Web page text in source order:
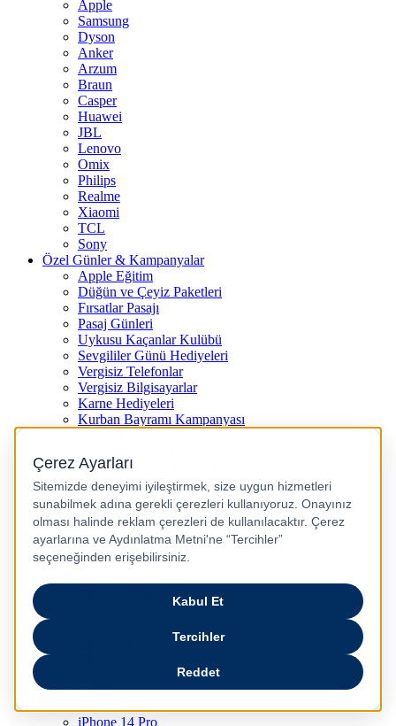
Apple
Samsung
Dyson
Anker
Arzum
Braun
Casper
Huawei
JBL
Lenovo
Omix
Philips
Realme
Xiaomi
TCL
Sony
Özel Günler & Kampanyalar
Apple Eğitim
Düğün ve Çeyiz Paketleri
Fırsatlar Pasajı
Pasaj Günleri
Uykusu Kaçanlar Kulübü
Sevgililer Günü Hediyeleri
Vergisiz Telefonlar
Vergisiz Bilgisayarlar
Karne Hediyeleri
Kurban Bayramı Kampanyası
Anneler Günü Hediyeleri
Babalar Günü
Taksitli Harikalar Diyarı
Popüler Ürünler
iPhone 17
iPhone 16
iPhone Air
iPhone 17 Pro Max
iPhone 15 Pro Max
iPhone 14
iPhone 14 Pro